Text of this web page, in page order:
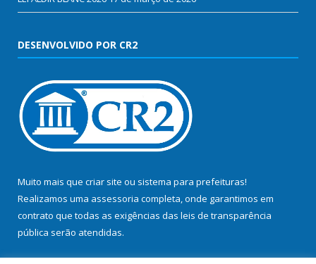
DESENVOLVIDO POR CR2
Muito mais que criar site ou sistema para prefeituras!
Realizamos uma assessoria completa, onde garantimos em
contrato que todas as exigências das leis de transparência
pública serão atendidas.